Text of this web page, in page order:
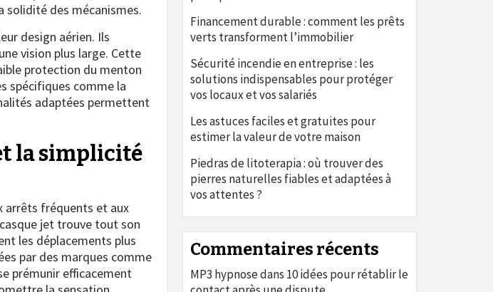
solidité des mécanismes.
design aérien. Ils
vision plus large. Cette
protection du menton
spécifiques comme la
adaptées permettent
la simplicité
arrêts fréquents et aux
jet trouve tout son
les déplacements plus
par des marques comme
prémunir efficacement
Financement durable : comment les prêts
verts transforment l’immobilier
Sécurité incendie en entreprise : les
solutions indispensables pour protéger
vos locaux et vos salariés
Les astuces faciles et gratuites pour
estimer la valeur de votre maison
Piedras de litoterapia : où trouver des
pierres naturelles fiables et adaptées à
vos attentes ?
Commentaires récents
MP3 hypnosedans 10 idées pour rétablir le